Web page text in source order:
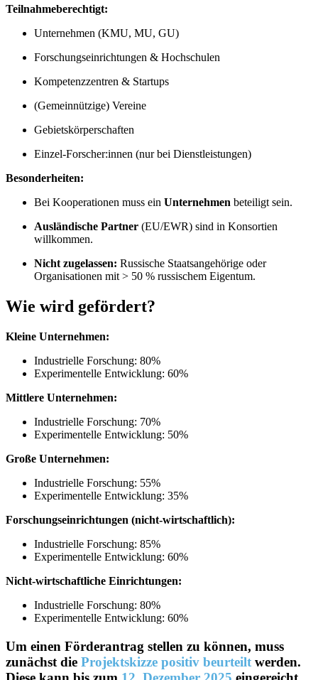
Teilnahmeberechtigt:
Unternehmen (KMU, MU, GU)
Forschungseinrichtungen & Hochschulen
Kompetenzzentren & Startups
(Gemeinnützige) Vereine
Gebietskörperschaften
Einzel-Forscher:innen (nur bei Dienstleistungen)
Besonderheiten:
Bei Kooperationen muss ein Unternehmen beteiligt sein.
Ausländische Partner (EU/EWR) sind in Konsortien
willkommen.
Nicht zugelassen: Russische Staatsangehörige oder
Organisationen mit > 50 % russischem Eigentum.
Wie wird gefördert?
Kleine Unternehmen:
Industrielle Forschung: 80%
Experimentelle Entwicklung: 60%
Mittlere Unternehmen:
Industrielle Forschung: 70%
Experimentelle Entwicklung: 50%
Große Unternehmen:
Industrielle Forschung: 55%
Experimentelle Entwicklung: 35%
Forschungseinrichtungen (nicht-wirtschaftlich):
Industrielle Forschung: 85%
Experimentelle Entwicklung: 60%
Nicht-wirtschaftliche Einrichtungen:
Industrielle Forschung: 80%
Experimentelle Entwicklung: 60%
Um einen Förderantrag stellen zu können, muss
zunächst die Projektskizze positiv beurteilt werden.